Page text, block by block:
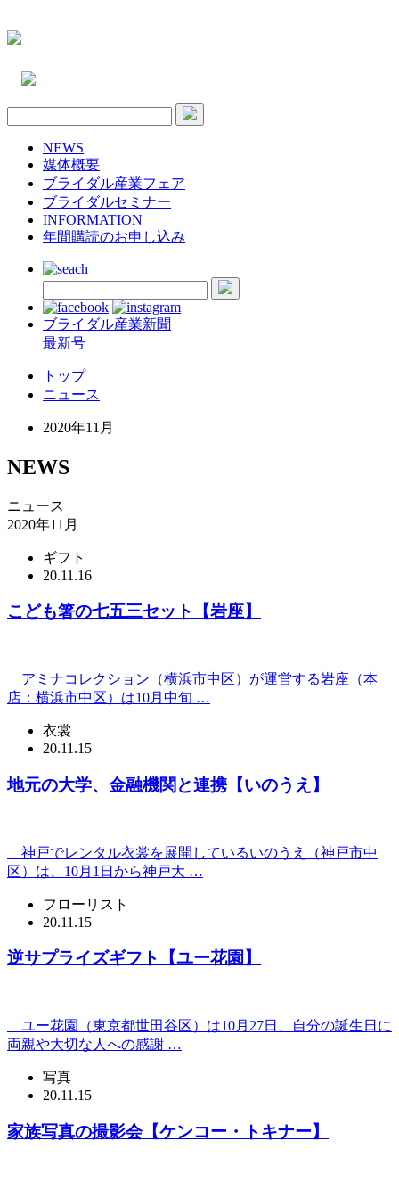
NEWS
媒体概要
ブライダル産業フェア
ブライダルセミナー
INFORMATION
年間購読のお申し込み
ブライダル産業新聞
最新号
トップ
ニュース
2020年11月
NEWS
ニュース
2020年11月
ギフト
20.11.16
こども箸の七五三セット【岩座】
アミナコレクション（横浜市中区）が運営する岩座（本
店：横浜市中区）は10月中旬 …
衣裳
20.11.15
地元の大学、金融機関と連携【いのうえ】
神戸でレンタル衣裳を展開しているいのうえ（神戸市中
区）は、10月1日から神戸大 …
フローリスト
20.11.15
逆サプライズギフト【ユー花園】
ユー花園（東京都世田谷区）は10月27日、自分の誕生日に
両親や大切な人への感謝 …
写真
20.11.15
家族写真の撮影会【ケンコー・トキナー】